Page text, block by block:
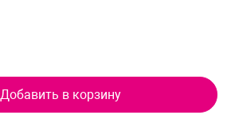
Добавить в корзину